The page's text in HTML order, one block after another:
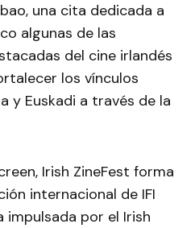
una cita dedicada a
algunas de las
del cine irlandés
los vínculos
y Euskadi a través de la
Irish ZineFest forma
internacional de IFI
impulsada por el Irish